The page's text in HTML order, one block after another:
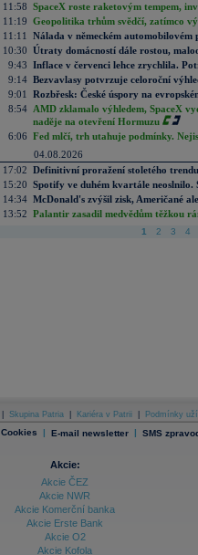
11:58 SpaceX roste raketovým tempem,
11:19 Geopolitika trhům svědčí, zatímco
11:11
Nálada v německém automobilovém
10:30 Útraty domácností dále rostou,
9:43 Inflace v červenci lehce zrychlila.
9:14 Bezvavlasy potvrzuje celoroční
9:01
Rozbřesk: České úspory na
8:54 AMD zklamalo výhledem, SpaceX
naděje na otevření Hormuzu
6:06 Fed mlčí, trh utahuje podmínky.
04.08.2026
17:02 Definitivní proražení stoletého
15:20 Spotify ve duhém kvartále neoslnilo.
14:34 McDonald's zvýšil zisk, Američané
13:52 Palantir zasadil medvědům těžkou
1 2 3 4
Skupina Patria Kariéra v Patrii Podmínky
Cookies | E-mail newsletter | SMS
Akcie:
Akcie ČEZ
Akcie NWR
Akcie Komerční banka
Akcie Erste Bank
Akcie O2
Akcie Kofola